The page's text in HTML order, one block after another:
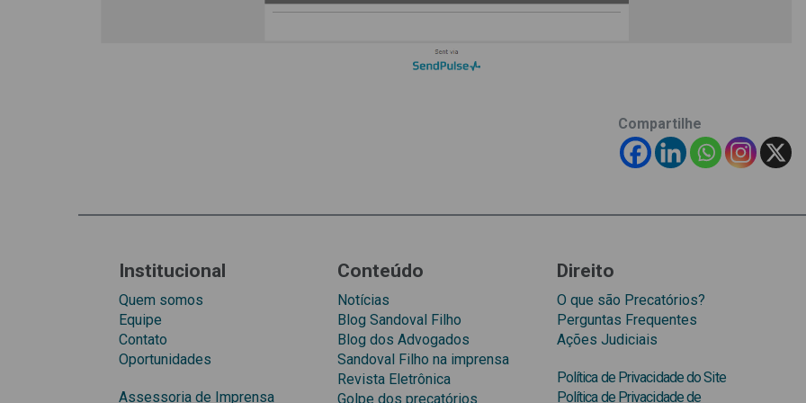
Compartilhe
Institucional
Quem somos
Equipe
Contato
Oportunidades
Assessoria de Imprensa
Conteúdo
Notícias
Blog Sandoval Filho
Blog dos Advogados
Sandoval Filho na imprensa
Revista Eletrônica
Golpe dos precatórios
Direito
O que são Precatórios?
Perguntas Frequentes
Ações Judiciais
Política de Privacidade do Site
Política de Privacidade de